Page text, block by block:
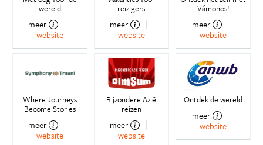
wereld
meer
website
reizigers
meer
website
Vámonos!
meer
website
Where Journeys
Become Stories
meer
website
Bijzondere Azië
reizen
meer
website
Ontdek de wereld
meer
website